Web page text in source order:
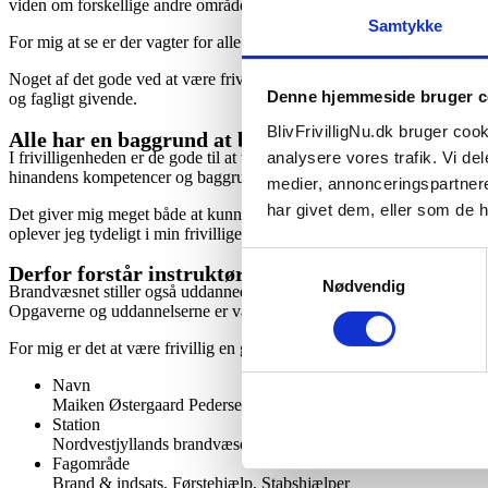
Samtykke
Denne hjemmeside bruger
BlivFrivilligNu.dk bruger
analysere vores trafik. Vi
medier,
har givet dem, eller som de
Nødvendig
viden om forskellige andre områder.
For mig at se er der vagter for alle – og det synes jeg er godt, da det
Noget af det gode ved at være frivillig er også, at du kan prøve dine
og fagligt givende.
Alle har en baggrund at bidrage med
I frivilligenheden er de gode til at trække på de kompetencer, vi som
hinandens kompetencer og baggrunde uden for brandvæsnet.
Det giver mig meget både at kunne dele ud af mine kompetencer
oplever jeg tydeligt i min frivilligenhed. Der er plads til diversitet – og
Derfor forstår instruktørerne de frivillige
Brandvæsnet stiller også uddannede instruktører til rådighed. Deres
Opgaverne og uddannelserne er varierede – og instruktørerne lytter
For mig er det at være frivillig en god kombination af hele pakken.
Navn
Maiken Østergaard Pedersen
Station
Nordvestjyllands brandvæsen
Fagområde
Brand & indsats, Førstehjælp, Stabshjælper